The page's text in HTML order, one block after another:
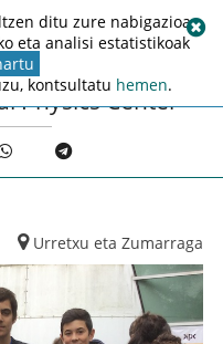
Physics Center
Urretxu eta Zumarraga
ditu zure nabigazioa
eta analisi estatistikoak
kontsultatu hemen.